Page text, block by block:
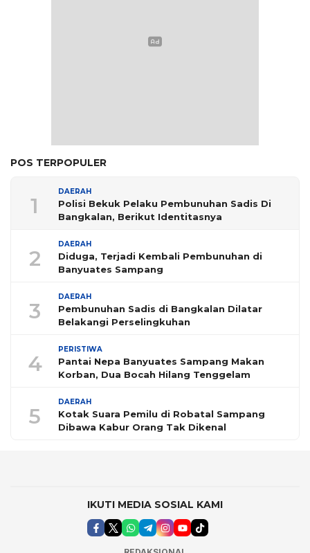
POS TERPOPULER
1
DAERAH
Polisi Bekuk Pelaku Pembunuhan Sadis Di
Bangkalan, Berikut Identitasnya
2
DAERAH
Diduga, Terjadi Kembali Pembunuhan di
Banyuates Sampang
3
DAERAH
Pembunuhan Sadis di Bangkalan Dilatar
Belakangi Perselingkuhan
4
PERISTIWA
Pantai Nepa Banyuates Sampang Makan
Korban, Dua Bocah Hilang Tenggelam
5
DAERAH
Kotak Suara Pemilu di Robatal Sampang
Dibawa Kabur Orang Tak Dikenal
IKUTI MEDIA SOSIAL KAMI